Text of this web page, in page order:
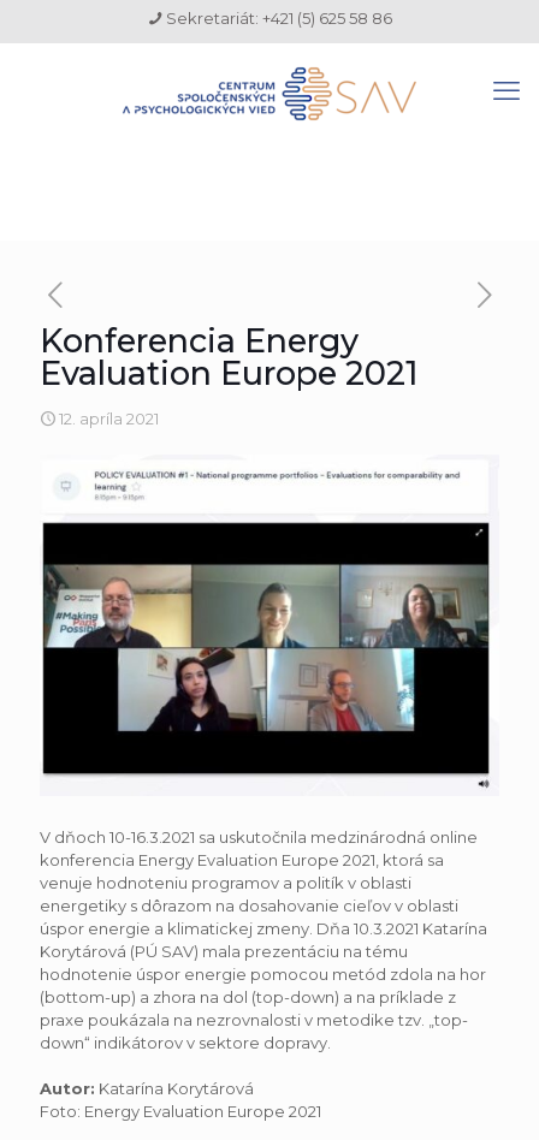
Sekretariát: +421 (5) 625 58 86
Konferencia Energy
Evaluation Europe 2021
12. apríla 2021
V dňoch 10-16.3.2021 sa uskutočnila medzinárodná online
konferencia Energy Evaluation Europe 2021, ktorá sa
venuje hodnoteniu programov a politík v oblasti
energetiky s dôrazom na dosahovanie cieľov v oblasti
úspor energie a klimatickej zmeny. Dňa 10.3.2021 Katarína
Korytárová (PÚ SAV) mala prezentáciu na tému
hodnotenie úspor energie pomocou metód zdola na hor
(bottom-up) a zhora na dol (top-down) a na príklade z
praxe poukázala na nezrovnalosti v metodike tzv. „top-
down“ indikátorov v sektore dopravy.
Autor: Katarína Korytárová
Foto: Energy Evaluation Europe 2021